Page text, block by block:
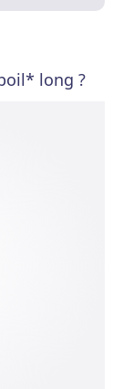
long ?